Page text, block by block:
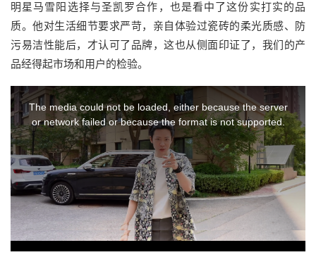
明星马雪阳选择与圣凯罗合作，也是看中了这份实打实的品
质。他对生活细节要求严苛，亲自体验过瓷砖的柔光质感、防
污易洁性能后，才认可了品牌，这也从侧面印证了，我们的产
品经得起市场和用户的检验。
This
is
a
modal
window.
The media could not be loaded, either because the server
or network failed or because the format is not supported.